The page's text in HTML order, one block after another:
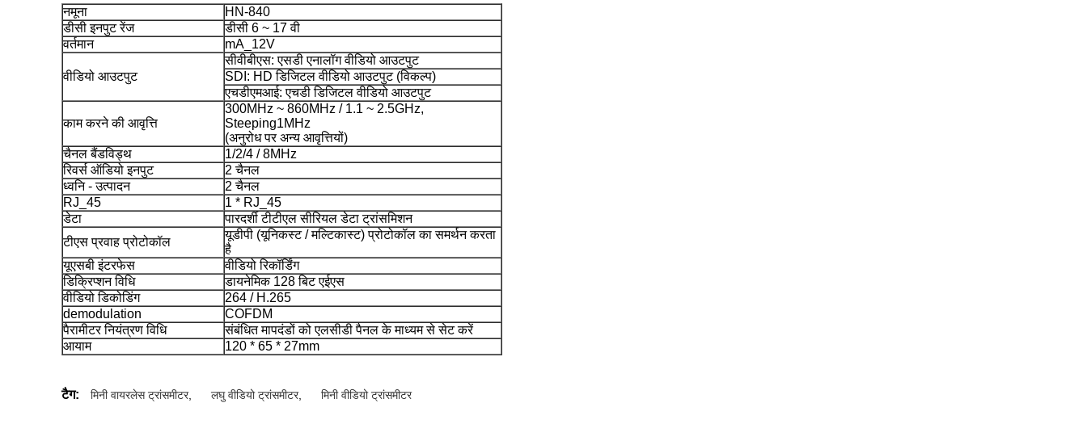
नमूना
HN-840
डीसी इनपुट रेंज
डीसी 6 ~ 17 वी
वर्तमान
mA_12V
वीडियो आउटपुट
सीवीबीएस: एसडी एनालॉग वीडियो आउटपुट
SDI: HD डिजिटल वीडियो आउटपुट (विकल्प)
एचडीएमआई: एचडी डिजिटल वीडियो आउटपुट
काम करने की आवृत्ति
300MHz ~ 860MHz / 1.1 ~ 2.5GHz,
Steeping1MHz
(अनुरोध पर अन्य आवृत्तियों)
चैनल बैंडविड्थ
1/2/4 / 8MHz
रिवर्स ऑडियो इनपुट
2 चैनल
ध्वनि - उत्पादन
2 चैनल
RJ_45
1 * RJ_45
डेटा
पारदर्शी टीटीएल सीरियल डेटा ट्रांसमिशन
टीएस प्रवाह प्रोटोकॉल
यूडीपी (यूनिकस्ट / मल्टिकास्ट) प्रोटोकॉल का समर्थन करता
है
यूएसबी इंटरफेस
वीडियो रिकॉर्डिंग
डिक्रिप्शन विधि
डायनेमिक 128 बिट एईएस
वीडियो डिकोडिंग
264 / H.265
demodulation
COFDM
पैरामीटर नियंत्रण विधि
संबंधित मापदंडों को एलसीडी पैनल के माध्यम से सेट करें
आयाम
120 * 65 * 27mm
टैग: मिनी वायरलेस ट्रांसमीटर, लघु वीडियो ट्रांसमीटर, मिनी वीडियो ट्रांसमीटर